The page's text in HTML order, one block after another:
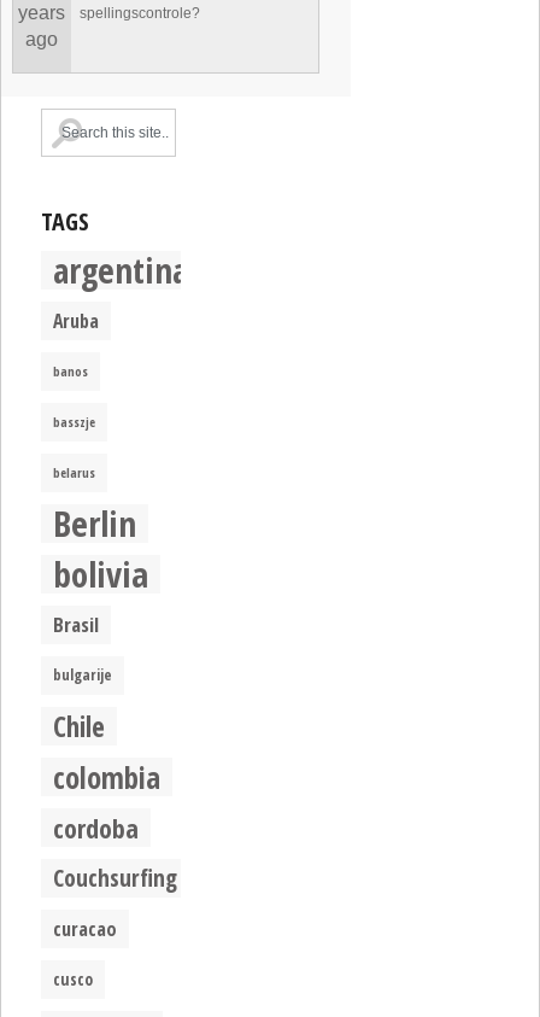
years
ago
spellingscontrole?
TAGS
argentina
Aruba
banos
basszje
belarus
Berlin
bolivia
Brasil
bulgarije
Chile
colombia
cordoba
Couchsurfing
curacao
cusco